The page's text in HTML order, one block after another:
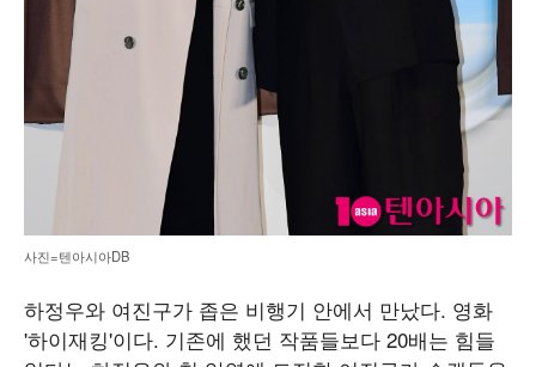
사진=텐아시아DB
하정우와 여진구가 좁은 비행기 안에서 만났다. 영화
'하이재킹'이다. 기존에 했던 작품들보다 20배는 힘들